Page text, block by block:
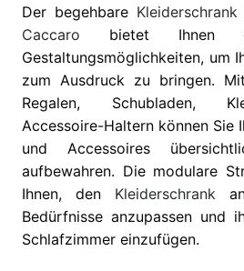
Der begehbare Kleiderschrank
Caccaro bietet Ihnen
Gestaltungsmöglichkeiten, um
zum Ausdruck zu bringen.
Regalen, Schubladen,
Accessoire-Haltern können Sie
und Accessoires
aufbewahren. Die modulare
Ihnen, den Kleiderschrank
Bedürfnisse anzupassen und
Schlafzimmer einzufügen.